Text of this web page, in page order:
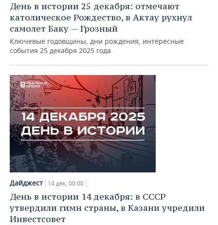
День в истории 25 декабря: отмечают
католическое Рождество, в Актау рухнул
самолет Баку — Грозный
Ключевые годовщины, дни рождения, интересные
события 25 декабря 2025 года
Дайджест 14 дек, 00:00
День в истории 14 декабря: в СССР
утвердили гимн страны, в Казани учредили
Инвестсовет